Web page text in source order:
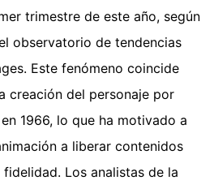
trimestre de este año, según
observatorio de tendencias
Este fenómeno coincide
creación del personaje por
1966, lo que ha motivado a
a liberar contenidos
Los analistas de la